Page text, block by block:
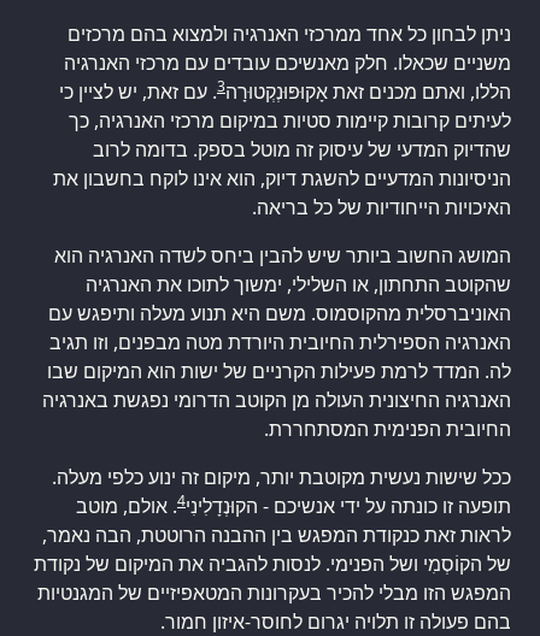
ניתן לבחון כל אחד ממרכזי האנרגיה ולמצוא בהם מרכזים
משניים שכאלו. חלק מאנשיכם עובדים עם מרכזי האנרגיה
הללו, ואתם מכנים זאת אָקוּפּוּנְקְטוּרָה3. עם זאת, יש לציין כי
לעיתים קרובות קיימות סטיות במיקום מרכזי האנרגיה, כך
שהדיוק המדעי של עיסוק זה מוטל בספק. בדומה לרוב
הניסיונות המדעיים להשגת דיוק, הוא אינו לוקח בחשבון את
האיכויות הייחודיות של כל בריאה.
המושג החשוב ביותר שיש להבין ביחס לשדה האנרגיה הוא
שהקוטב התחתון, או השלילי, ימשוך לתוכו את האנרגיה
האוניברסלית מהקוסמוס. משם היא תנוע מעלה ותיפגש עם
האנרגיה הספירלית החיובית היורדת מטה מבפנים, וזו תגיב
לה. המדד לרמת פעילות הקרניים של ישות הוא המיקום שבו
האנרגיה החיצונית העולה מן הקוטב הדרומי נפגשת באנרגיה
החיובית הפנימית המסתחררת.
ככל שישות נעשית מקוטבת יותר, מיקום זה ינוע כלפי מעלה.
תופעה זו כונתה על ידי אנשיכם - הקוּנְדָלִינִי4. אולם, מוטב
לראות זאת כנקודת המפגש בין ההבנה הרוטטת, הבה נאמר,
של הקוֹסְמִי ושל הפנימי. לנסות להגביה את המיקום של נקודת
המפגש הזו מבלי להכיר בעקרונות המטאפיזיים של המגנטיות
בהם פעולה זו תלויה יגרום לחוסר-איזון חמור.